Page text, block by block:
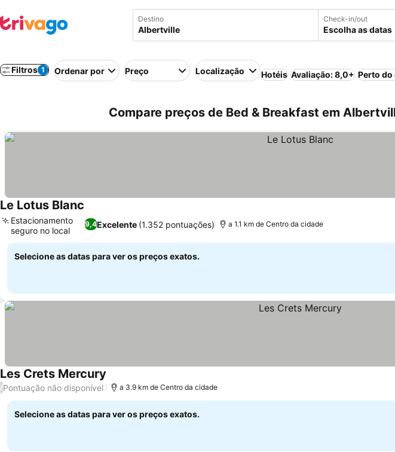
Destino Check-in/out
Escolha as datas
Filtros 1 Ordenar por Preço Localização Hotéis Avaliação: 8,0+ Perto do
Compare preços de Bed & Breakfast em
Le Lotus Blanc
9,4Excelente (1.352 pontuações)
Estacionamento
seguro no local
a 1.1 km de Centro da cidade
Selecione as datas para ver os preços exatos.
Les Crets Mercury
/Pontuação não disponível a 3.9 km de Centro da cidade
Selecione as datas para ver os preços exatos.